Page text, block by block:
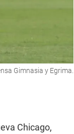
Gimnasia y Egrima.
Chicago,